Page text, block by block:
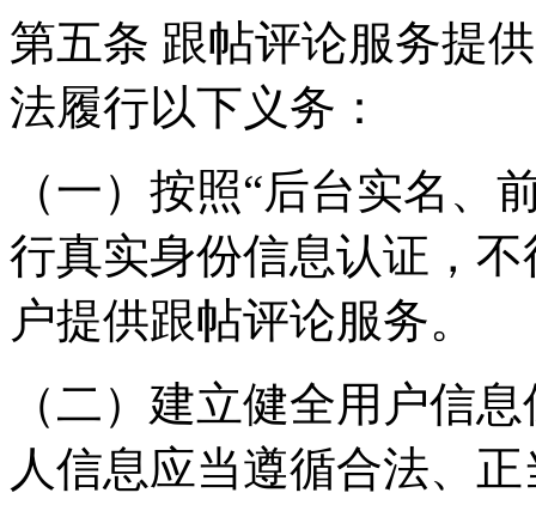
第五条 跟帖评论服务提
法履行以下义务：
（一）按照“后台实名、
行真实身份信息认证，
户提供跟帖评论服务。
（二）建立健全用户信
人信息应当遵循合法、